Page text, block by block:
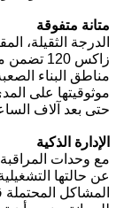
متانة متفوقة
الدرجة الثقيلة،
زاكس 120
مناطق البناء
موثوقيتها على
حتى بعد آلاف
الإدارة الذكية
مع وحدات
عن حالتها
المشاكل المحتملة